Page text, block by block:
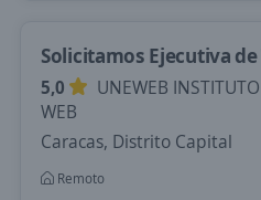
Solicitamos Ejecutiva
5,0
UNEWEB
WEB
Caracas, Distrito Capital
Remoto